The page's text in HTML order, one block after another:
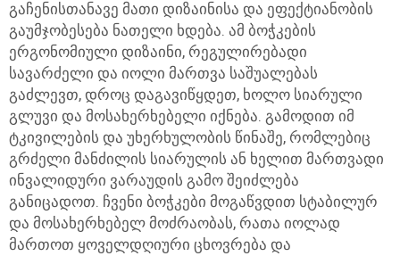
გაჩენისთანავე მათი დიზაინისა და ეფექტიანობის
გაუმჯობესება ნათელი ხდება. ამ ბოჭკების
ერგონომიული დიზაინი, რეგულირებადი
სავარძელი და იოლი მართვა საშუალებას
გაძლევთ, დროც დაგავიწყდეთ, ხოლო სიარული
გლუვი და მოსახერხებელი იქნება. გამოდით იმ
ტკივილების და უხერხულობის წინაშე, რომლებიც
გრძელი მანძილის სიარულის ან ხელით მართვადი
ინვალიდური ვარაუდის გამო შეიძლება
განიცადოთ. ჩვენი ბოჭკები მოგაწვდით სტაბილურ
და მოსახერხებელ მოძრაობას, რათა იოლად
მართოთ ყოველდღიური ცხოვრება და